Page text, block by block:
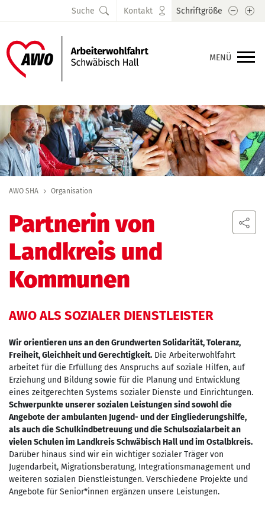
MENÜ
Suche Kontakt Schriftgröße Schrift
AWO SHA Organisation
Partnerin von
Landkreis und
Kommunen
AWO ALS SOZIALER DIENSTLEISTER
Wir orientieren uns an den Grundwerten Solidarität, Toleranz,
Freiheit, Gleichheit und Gerechtigkeit. Die Arbeiterwohlfahrt
arbeitet für die Erfüllung des Anspruchs auf soziale Hilfen, auf
Erziehung und Bildung sowie für die Planung und Entwicklung
eines zeitgerechten Systems sozialer Dienste und Einrichtungen.
Schwerpunkte unserer sozialen Leistungen sind sowohl die
Angebote der ambulanten Jugend- und der Eingliederungshilfe,
als auch die Schulkindbetreuung und die Schulsozialarbeit an
vielen Schulen im Landkreis Schwäbisch Hall und im Ostalbkreis.
Darüber hinaus sind wir ein wichtiger sozialer Träger von
Jugendarbeit, Migrationsberatung, Integrationsmanagement und
weiteren sozialen Dienstleistungen. Verschiedene Projekte und
Angebote für Senior*innen ergänzen unsere Leistungen.